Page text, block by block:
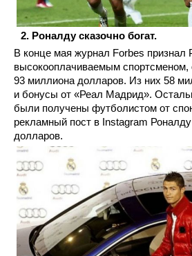
Роналду сказочно богат.
В конце мая журнал Forbes
высокооплачиваемым спортсменом,
93 миллиона долларов. Из них 58
и бонусы от «Реал Мадрид».
были получены футболистом от
рекламный пост в Instagram
долларов.